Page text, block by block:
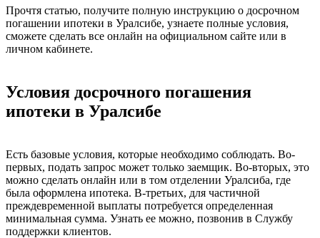
Прочтя статью, получите полную инструкцию о досрочном
погашении ипотеки в Уралсибе, узнаете полные условия,
сможете сделать все онлайн на официальном сайте или в
личном кабинете.
Условия досрочного погашения
ипотеки в Уралсибе
Есть базовые условия, которые необходимо соблюдать. Во-
первых, подать запрос может только заемщик. Во-вторых, это
можно сделать онлайн или в том отделении Уралсиба, где
была оформлена ипотека. В-третьих, для частичной
преждевременной выплаты потребуется определенная
минимальная сумма. Узнать ее можно, позвонив в Службу
поддержки клиентов.